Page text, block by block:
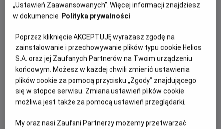
PREMIERA
22 maja 2026
REŻYSERIA
André Øvredal
SCENARIUSZ
T.W. Burgess, Zachary
Donohue
OBSADA
Lou Llobell, Jacob Scipio, Melissa Leo
WIĘCEJ SZCZEGÓŁÓW
OPIS FILMU
Kilka tygodni po rozpoczęciu nowego etapu życia i ruszenia
w trasę, młoda para staje się świadkiem przerażającego
wypadku, w którym ginie kierowca. Krótko po tym zdają
sobie sprawę, że nie opuścili miejsca zdarzenia sami.
Demoniczna istota zwana Pasażerem nie spocznie, dopóki
nie dopadnie ich obojga i nie zamieni ich życia w koszmar.
„Ustawień Zaawansowanych”. Więcej informacji znajdziesz
w dokumencie Polityka prywatności
Poprzez kliknięcie AKCEPTUJĘ wyrażasz zgodę na
zainstalowanie i przechowywanie plików typu cookie Helios
S.A. oraz jej Zaufanych Partnerów na Twoim urządzeniu
końcowym. Możesz w każdej chwili zmienić ustawienia
plików cookie za pomocą przycisku „Zgody” znajdującego
się w stopce serwisu. Zmiana ustawień plików cookie
możliwa jest także za pomocą ustawień przeglądarki.
My oraz nasi Zaufani Partnerzy możemy przetwarzać